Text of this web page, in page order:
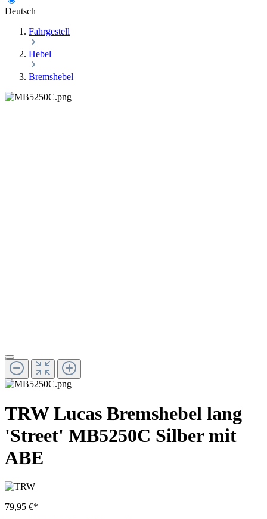
Deutsch
Fahrgestell
Hebel
Bremshebel
TRW Lucas Bremshebel lang
'Street' MB5250C Silber mit
ABE
79,95 €*